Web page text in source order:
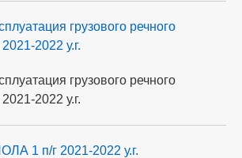
грузового речного
2022 у.г.
грузового речного
2022 у.г.
1 п/г 2021-2022 у.г.